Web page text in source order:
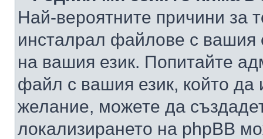
Най-вероятните причини за
инсталрал файлове с вашия
на вашия език. Попитайте
файл с вашия език, който да
желание, можете да
локализирането на phpBB